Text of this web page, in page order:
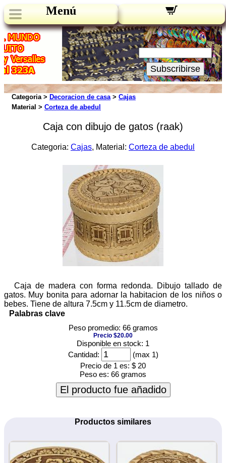
Menú
Novedades:
Su Email:
Subscribirse
Categoria > Decoracion de casa> Cajas
Material > Corteza de abedul
Caja con dibujo de gatos (raak)
Categoria: Cajas, Material: Corteza de abedul
Caja de madera con forma redonda. Dibujo tallado de
gatos. Muy bonita para adornar la habitacion de los niños o
bebes. Tiene de altura 7.5cm y 11.5cm de diametro.
Palabras clave
Peso promedio: 66 gramos
Precio $20.00
Disponible en stock: 1
Cantidad:
(max 1)
Precio de 1 es: $ 20
Peso es: 66 gramos
El producto fue añadido
Productos similares